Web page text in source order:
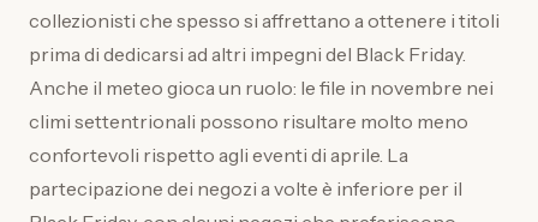
collezionisti che spesso si affrettano a ottenere i titoli
prima di dedicarsi ad altri impegni del Black Friday.
Anche il meteo gioca un ruolo: le file in novembre nei
climi settentrionali possono risultare molto meno
confortevoli rispetto agli eventi di aprile. La
partecipazione dei negozi a volte è inferiore per il